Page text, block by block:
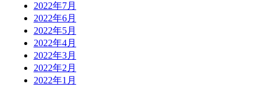
2022年7月
2022年6月
2022年5月
2022年4月
2022年3月
2022年2月
2022年1月